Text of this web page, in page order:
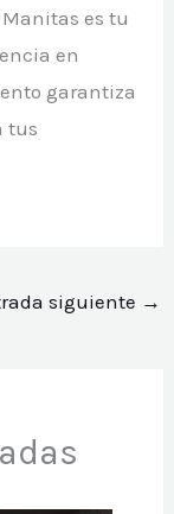
es tu
en
garantiza
tus
siguiente →